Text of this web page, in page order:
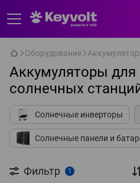
Оборудование
Аккумуляторы
солнечных
Солнечные инверторы
Солнечные панели и
Фильтр 1